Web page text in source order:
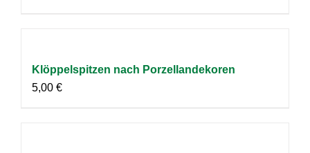
Klöppelspitzen nach Porzellandekoren
5,00 €